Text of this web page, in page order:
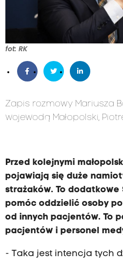
fot: RK
Zapis rozmowy Mariusza
wojewodą Małopolski,
Przed kolejnymi
pojawiają się duże
strażaków. To dodatkowe
pomóc oddzielić osoby
od innych pacjentów. To
pacjentów i personel
- Taka jest intencja tych